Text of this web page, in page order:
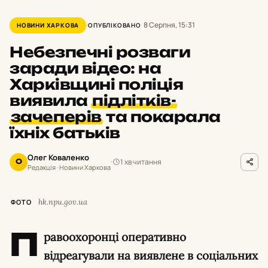
НОВИНИ ХАРКОВА ОПУБЛІКОВАНО 8 Серпня, 15:31
Небезпечні розваги
заради відео: на
Харківщині поліція
виявилапідлітків-
зачеперівта покарала
їхніх батьків
О Олег Коваленко
Редакція · Новини Харкова
1 хв читання
ФОТО hk.npu.gov.ua
П равоохоронці оперативно
відреагували на виявлене в соціальних